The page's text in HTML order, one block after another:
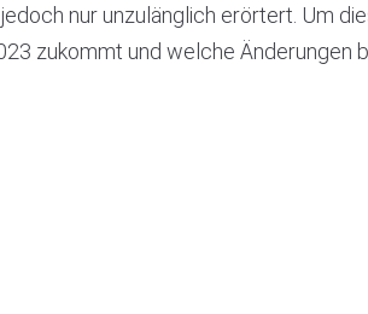
nur unzulänglich erörtert. Um
zukommt und welche Änderungen